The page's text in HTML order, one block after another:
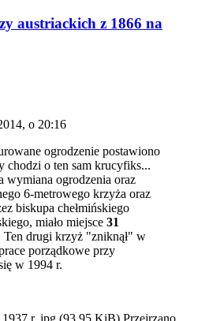
austriackich z 1866 na
o 20:16
ogrodzenie postawiono
chodzi o ten sam krucyfiks...
wymiana ogrodzenia oraz
6-metrowego krzyża oraz
biskupa chełmińskiego
miało miejsce 31
Ten drugi krzyż "zniknął" w
porządkowe przy
w 1994 r.